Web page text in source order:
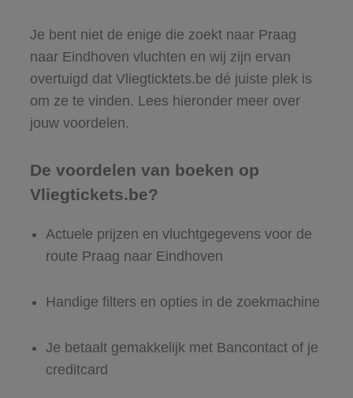
Je bent niet de enige die zoekt naar Praag
naar Eindhoven vluchten en wij zijn ervan
overtuigd dat Vliegticktets.be dé juiste plek is
om ze te vinden. Lees hieronder meer over
jouw voordelen.
De voordelen van boeken op
Vliegtickets.be?
Actuele prijzen en vluchtgegevens voor de
route Praag naar Eindhoven
Handige filters en opties in de zoekmachine
Je betaalt gemakkelijk met Bancontact of je
creditcard